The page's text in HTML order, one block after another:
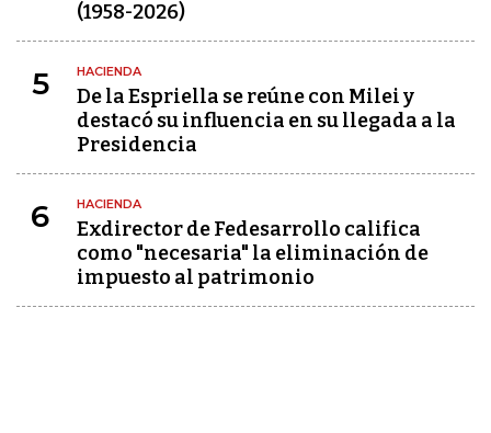
(1958-2026)
5 HACIENDA
De la Espriella se reúne con Milei y
destacó su influencia en su llegada a la
Presidencia
6 HACIENDA
Exdirector de Fedesarrollo califica
como "necesaria" la eliminación de
impuesto al patrimonio